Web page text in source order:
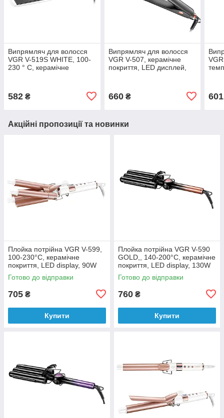
Випрямляч для волосся
VGR V-519S WHITE, 100-
230 ° C, керамічне
582 ₴
Випрямляч для волосся
VGR V-507, керамічне
покриття, LED дисплей,
660₴ 601
Акційні пропозиції та новинки
Плойка потрійна VGR V-599,
100-230°C, керамічне
покриття, LED display, 90W
Готово до відправки
705 ₴
Купити
Плойка потрійна VGR V-590
GOLD,, 140-200°C, керамічне
покриття, LED display, 130W
Готово до відправки
760 ₴
Купити